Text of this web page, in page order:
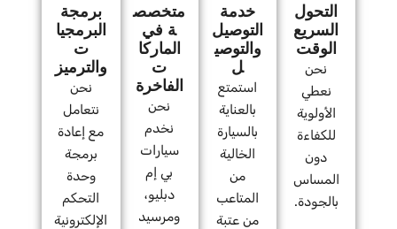
التحول
السريع
الوقت
نحن
نعطي
الأولوية
للكفاءة
دون
المساس
بالجودة.
خدمة
التوصيل
والتوصي
ل
استمتع
بالعناية
بالسيارة
الخالية
من
المتاعب
من عتبة
متخصص
ة في
الماركا
ت
الفاخرة
نحن
نخدم
سيارات
بي إم
دبليو،
ومرسيد
برمجة
البرمجيا
ت
والترميز
نحن
نتعامل
مع إعادة
برمجة
وحدة
التحكم
الإلكترونية